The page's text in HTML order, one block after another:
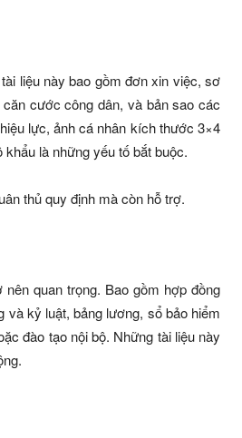
liệu này bao gồm đơn xin việc, sơ
cước công dân, và bản sao các
lực, ảnh cá nhân kích thước 3×4
là những yếu tố bắt buộc.
thủ quy định mà còn hỗ trợ.
quan trọng. Bao gồm hợp đồng
và kỷ luật, bảng lương, sổ bảo hiểm
đào tạo nội bộ. Những tài liệu này